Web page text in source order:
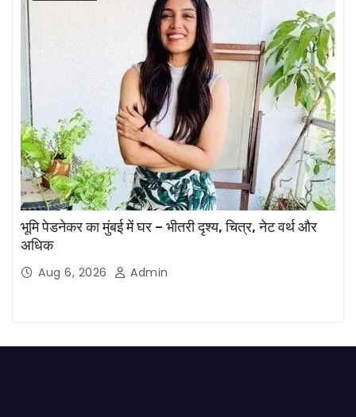
भूमि पेडनेकर का मुंबई में घर – भीतरी दृश्य, चित्र, नेट वर्थ और
अधिक
Aug 6, 2026 Admin